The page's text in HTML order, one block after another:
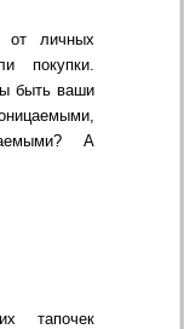
от личных
покупки.
быть ваши
А
тапочек